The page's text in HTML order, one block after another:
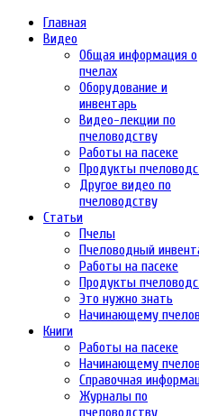
Главная
Видео
Общая информация о
пчелах
Оборудование и
инвентарь
Видео-лекции по
пчеловодству
Работы на пасеке
Продукты
Другое видео по
пчеловодству
Статьи
Пчелы
Пчеловодный
Работы на пасеке
Продукты
Это нужно знать
Начинающему
Книги
Работы на пасеке
Начинающему
Справочная
Журналы по
пчеловодству